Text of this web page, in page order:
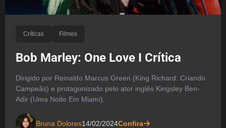
Críticas Filmes
Bob Marley: One Love I Crítica
Dirigido por Reinaldo Marcus Green (King Richard: Criando
Campeãs) e protagonizado pelo ator inglês Kingsley Ben-
Adir (Uma Noite Em Miami),
Bruna Dolores14/02/2024Confira